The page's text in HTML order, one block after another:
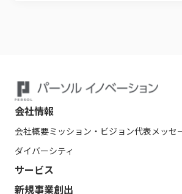
会社情報
会社概要ミッション・ビジョン代表メッセ
ダイバーシティ
サービス
新規事業創出